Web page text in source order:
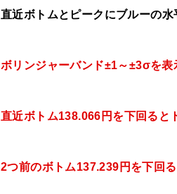
直近ボトムとピークにブルーの水
ボリンジャーバンド±1～±3σを表
直近ボトム138.066円を下回ると
2つ前のボトム137.239円を下回